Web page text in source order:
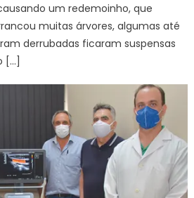
um redemoinho, que
muitas árvores, algumas até
derrubadas ficaram suspensas
[…]